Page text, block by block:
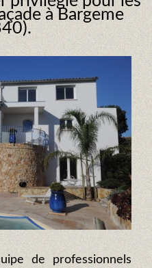
à Bargeme
de professionnels